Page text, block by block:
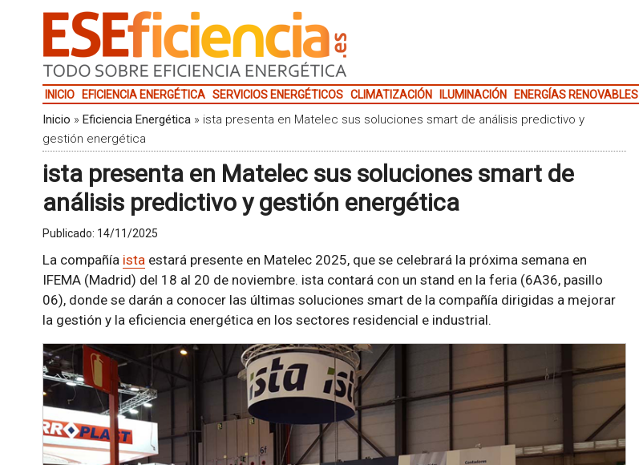
INICIO EFICIENCIA ENERGÉTICA SERVICIOS ENERGÉTICOS CLIMATIZACIÓN ILUMINACIÓN ENERGÍAS RENOVABLES
Inicio » Eficiencia Energética» ista presenta en Matelec sus soluciones smart de análisis predictivo y
gestión energética
ista presenta en Matelec sus soluciones smart de
análisis predictivo y gestión energética
Publicado: 14/11/2025
La compañía istaestará presente en Matelec 2025, que se celebrará la próxima semana en
IFEMA (Madrid) del 18 al 20 de noviembre. ista contará con un stand en la feria (6A36, pasillo
06), donde se darán a conocer las últimas soluciones smart de la compañía dirigidas a mejorar
la gestión y la eficiencia energética en los sectores residencial e industrial.